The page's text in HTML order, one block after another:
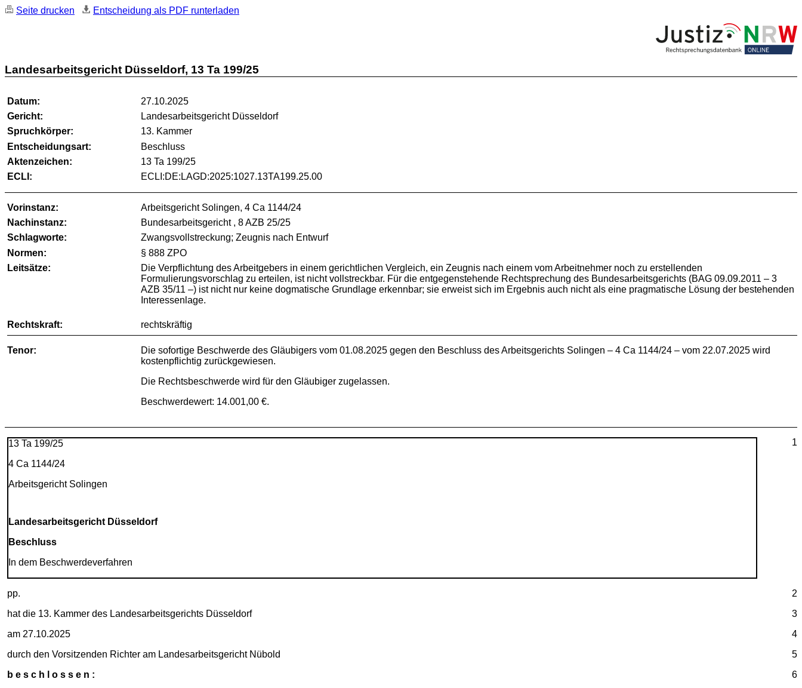
Seite drucken Entscheidung als PDF runterladen
Landesarbeitsgericht Düsseldorf, 13 Ta 199/25
Datum:
27.10.2025
Gericht:
Landesarbeitsgericht Düsseldorf
Spruchkörper:
13. Kammer
Entscheidungsart:
Beschluss
Aktenzeichen:
13 Ta 199/25
ECLI:
ECLI:DE:LAGD:2025:1027.13TA199.25.00
Vorinstanz:
Arbeitsgericht Solingen, 4 Ca 1144/24
Nachinstanz:
Bundesarbeitsgericht , 8 AZB 25/25
Schlagworte:
Zwangsvollstreckung; Zeugnis nach Entwurf
Normen:
§ 888 ZPO
Leitsätze:
Die Verpflichtung des Arbeitgebers in einem gerichtlichen Vergleich, ein Zeugnis nach einem vom Arbeitnehmer noch zu erstellenden
Formulierungsvorschlag zu erteilen, ist nicht vollstreckbar. Für die entgegenstehende Rechtsprechung des Bundesarbeitsgerichts (BAG 09.09.2011 – 3
AZB 35/11 –) ist nicht nur keine dogmatische Grundlage erkennbar; sie erweist sich im Ergebnis auch nicht als eine pragmatische Lösung der bestehenden
Interessenlage.
Rechtskraft: rechtskräftig
Tenor:
Die sofortige Beschwerde des Gläubigers vom 01.08.2025 gegen den Beschluss des Arbeitsgerichts Solingen – 4 Ca 1144/24 – vom 22.07.2025 wird
kostenpflichtig zurückgewiesen.
Die Rechtsbeschwerde wird für den Gläubiger zugelassen.
Beschwerdewert: 14.001,00 €.
1
13 Ta 199/25
4 Ca 1144/24
Arbeitsgericht Solingen
Landesarbeitsgericht Düsseldorf
Beschluss
In dem Beschwerdeverfahren
2
pp.
3
hat die 13. Kammer des Landesarbeitsgerichts Düsseldorf
4
am 27.10.2025
5
durch den Vorsitzenden Richter am Landesarbeitsgericht Nübold
6
b e s c h l o s s e n :